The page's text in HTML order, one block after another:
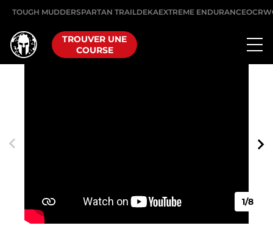
TOUGH MUDDERSPARTAN TRAILDEKAEXTREME ENDURANCE
TROUVER UNE
COURSE
1/8